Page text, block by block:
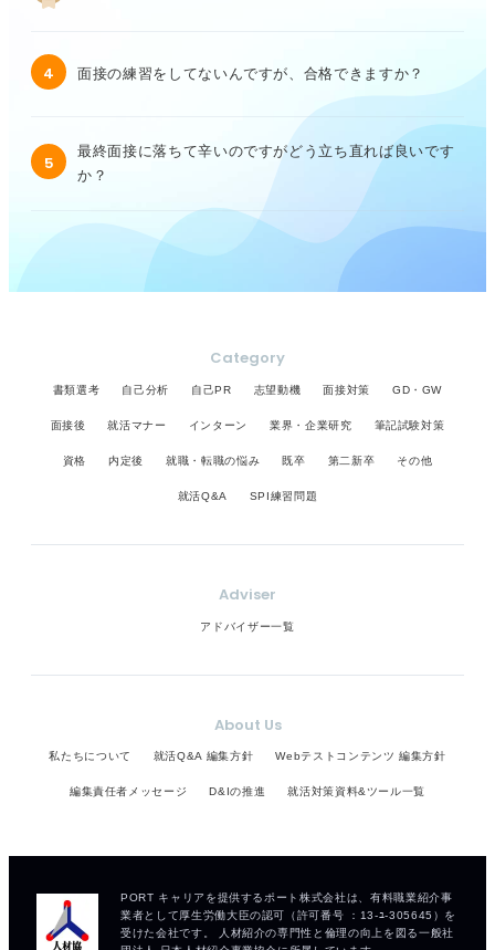
4 面接の練習をしてないんですが、合格できますか？
5
最終面接に落ちて辛いのですがどう立ち直れば良いです
か？
Category
書類選考 自己分析 自己PR 志望動機 面接対策 GD・GW
面接後 就活マナー インターン 業界・企業研究 筆記試験対策
資格 内定後 就職・転職の悩み 既卒 第二新卒 その他
就活Q&A SPI練習問題
Adviser
アドバイザー一覧
About Us
私たちについて 就活Q&A 編集方針 Webテストコンテンツ 編集方針
編集責任者メッセージ D&Iの推進 就活対策資料&ツール一覧